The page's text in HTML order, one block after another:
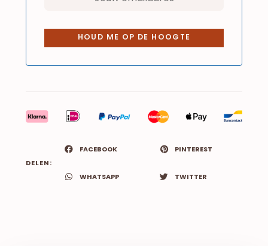
DELEN:
FACEBOOK PINTEREST
WHATSAPP TWITTER